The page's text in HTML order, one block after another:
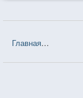
Главная